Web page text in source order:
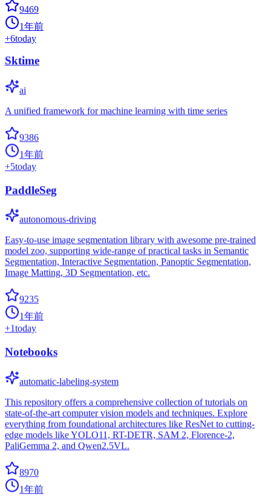
9469
1年前
+6today
Sktime
ai
A unified framework for machine learning with time series
9386
1年前
+5today
PaddleSeg
autonomous-driving
Easy-to-use image segmentation library with awesome pre-trained
model zoo, supporting wide-range of practical tasks in Semantic
Segmentation, Interactive Segmentation, Panoptic Segmentation,
Image Matting, 3D Segmentation, etc.
9235
1年前
+1today
Notebooks
automatic-labeling-system
This repository offers a comprehensive collection of tutorials on
state-of-the-art computer vision models and techniques. Explore
everything from foundational architectures like ResNet to cutting-
edge models like YOLO11, RT-DETR, SAM 2, Florence-2,
PaliGemma 2, and Qwen2.5VL.
8970
1年前